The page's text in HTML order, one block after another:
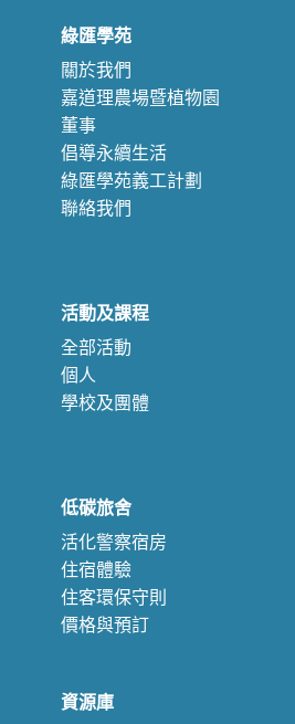
綠匯學苑
關於我們
嘉道理農場暨植物園
董事
倡導永續生活
綠匯學苑義工計劃
聯絡我們
活動及課程
全部活動
個人
學校及團體
低碳旅舍
活化警察宿房
住宿體驗
住客環保守則
價格與預訂
資源庫